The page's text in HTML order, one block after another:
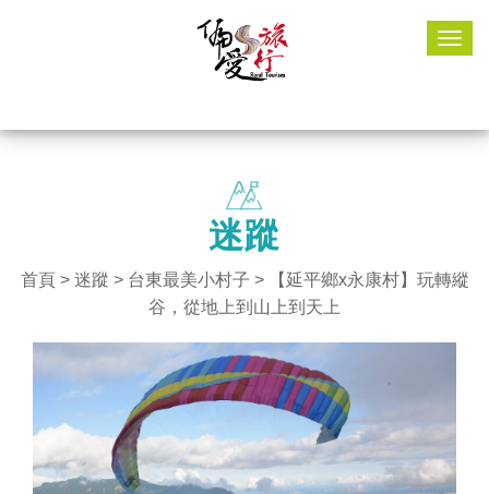
迷蹤
首頁> 迷蹤 > 台東最美小村子 > 【延平鄉x永康村】玩轉縱
谷，從地上到山上到天上